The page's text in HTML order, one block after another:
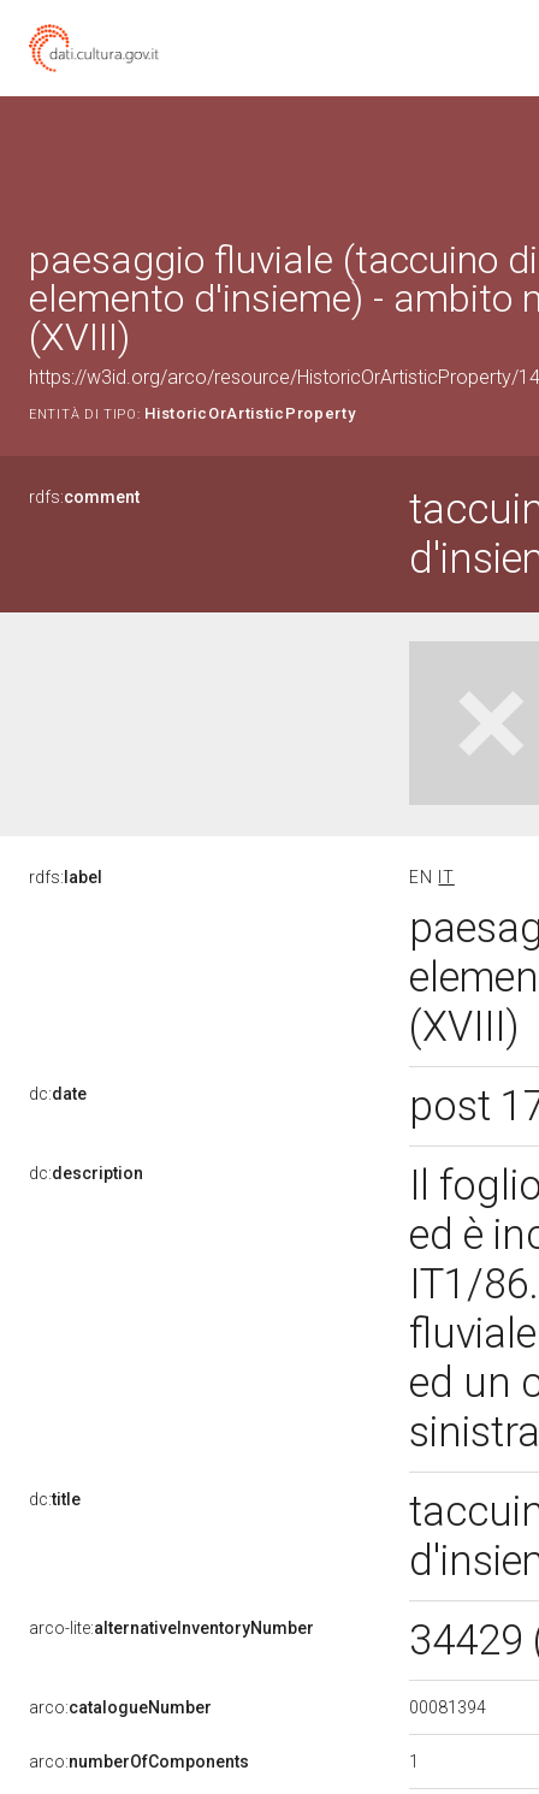
paesaggio fluviale (taccuino
elemento d'insieme) - ambito
(XVIII)
https://w3id.org/arco/resource/HistoricOrArtisticProperty/
ENTITÀ DI TIPO: HistoricOrArtisticProperty
rdfs:comment
rdfs: label EN IT
(XVIII)
dc:date post
dc:description
Il
ed è
IT1/
ed un
dc:title
arco-lite:alternativeInventoryNumber
arco:catalogueNumber 00081394
arco:numberOfComponents 1